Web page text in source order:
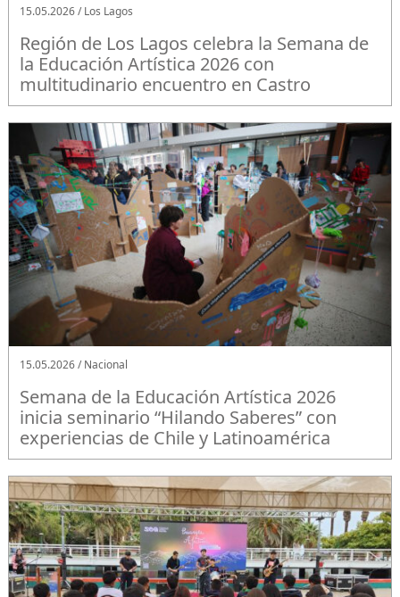
15.05.2026 / Los Lagos
Región de Los Lagos celebra la Semana de
la Educación Artística 2026 con
multitudinario encuentro en Castro
15.05.2026 / Nacional
Semana de la Educación Artística 2026
inicia seminario “Hilando Saberes” con
experiencias de Chile y Latinoamérica